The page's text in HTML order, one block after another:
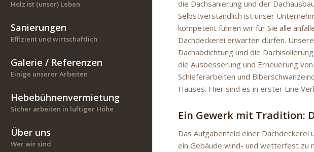
Holz ist (unser) Leben
Sanierungen
Effizient und wirtschaftlich
Galerie / Referenzen
Einige unserer Arbeiten
Hebebühnenvermietung
Sicher arbeiten in luftiger Höhe
Über uns
Wer wir sind
die Dachsanierung und der
Selbstverständlich ist unser
kompetent führen wir für Sie alle
Dachdeckerei erwarten dürfen.
Dachabdichtung und die
die Ausbesserung und Erneuerung
Schieferarbeiten und
Hauses. Hier sind es in erster Line
Ein Gewerk mit Tradition:
Das Aufgabenfeld einer
ein Gebäude wind- und wetterfest zu